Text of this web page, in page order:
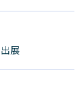
展